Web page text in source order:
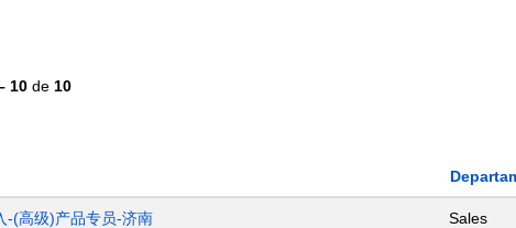
10 de 10
-(高级)产品专员-济南 Sales